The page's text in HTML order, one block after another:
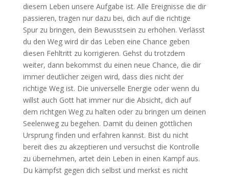
diesem Leben unsere Aufgabe ist. Alle Ereignisse die dir
passieren, tragen nur dazu bei, dich auf die richtige
Spur zu bringen, dein Bewusstsein zu erhöhen. Verlässt
du den Weg wird dir das Leben eine Chance geben
diesen Fehltritt zu korrigieren. Gehst du trotzdem
weiter, dann bekommst du einen neue Chance, die dir
immer deutlicher zeigen wird, dass dies nicht der
richtige Weg ist. Die universelle Energie oder wenn du
willst auch Gott hat immer nur die Absicht, dich auf
dem richtgen Weg zu halten oder zu bringen um deinen
Seelenweg zu begehen. Damit du deinen göttlichen
Ursprung finden und erfahren kannst. Bist du nicht
bereit dies zu akzeptieren und versuchst die Kontrolle
zu übernehmen, artet dein Leben in einen Kampf aus.
Du kämpfst gegen dich selbst und merkst es nicht